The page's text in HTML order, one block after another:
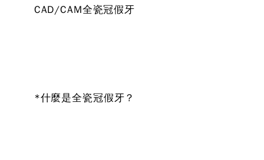
CAD/CAM全瓷冠假牙
*什麼是全瓷冠假牙？